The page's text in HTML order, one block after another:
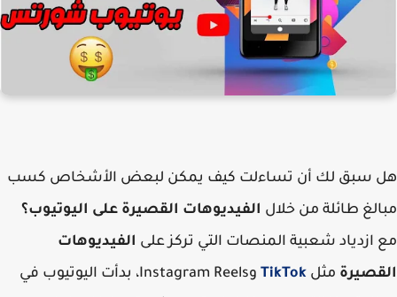
هل سبق لك أن تساءلت كيف يمكن لبعض الأشخاص كسب
مبالغ طائلة من خلال الفيديوهات القصيرة على اليوتيوب؟
مع ازدياد شعبية المنصات التي تركز على الفيديوهات
القصيرة مثل TikTok
وInstagram Reels، بدأت اليوتيوب في